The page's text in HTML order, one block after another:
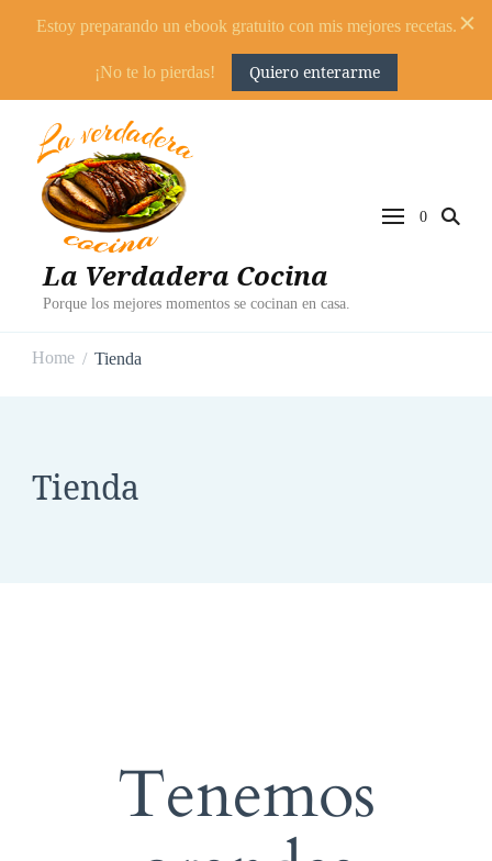
Estoy preparando un ebook gratuito con mis mejores recetas.
¡No te lo pierdas! Quiero enterarme
La Verdadera Cocina
Porque los mejores momentos se cocinan en casa.
0
Home / Tienda
Tienda
Tenemos